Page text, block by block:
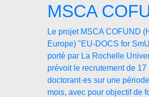
MSCA
Le projet MSCA COFUND
Europe) "EU-DOCS for
porté par La Rochelle
prévoit le recrutement de 17
doctorant·es sur une
mois, avec pour objectif de